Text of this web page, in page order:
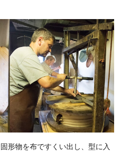
形物を布ですくい出し、型に入